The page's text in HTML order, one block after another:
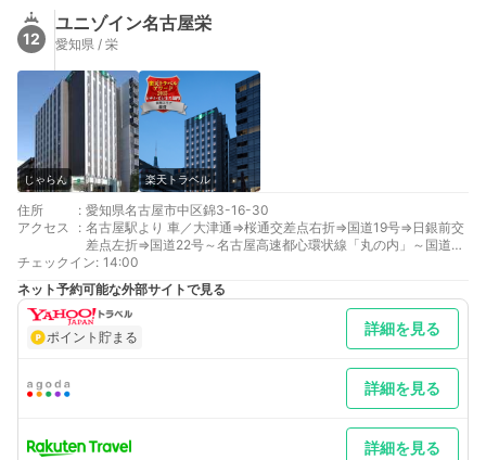
12
ユニゾイン名古屋栄
愛知県 / 栄
じゃらん 楽天トラベル
住所 : 愛知県名古屋市中区錦3-16-30
アクセス
: 名古屋駅より 車／大津通⇒桜通交差点右折⇒国道19号⇒日銀前交
差点左折⇒国道22号～名古屋高速都心環状線「丸の内」～国道22
号⇒日銀前交差点左折⇒国道19号⇒桜通交差点右折⇒大津通 車以
外／地下鉄東山線（藤が丘方面）⇒栄駅西改札(2)番出口⇒徒歩約
1分
中部空港駅より 車以外／名鉄常滑・空港線⇒金山駅⇒地下鉄名城
線（右回り）⇒徒歩約1分
最寄り駅１ 栄
補足 車／駐車場はございません。有料駐車場をフロントにてご案
歩１分。
チェックイン: 14:00
ネット予約可能な外部サイトで見る
ポイント貯まる 詳細を見る
詳細を見る
詳細を見る